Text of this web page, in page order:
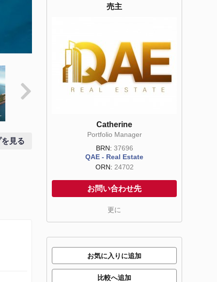
見る
売主
Catherine
Portfolio Manager
BRN: 37696
QAE - Real Estate
ORN: 24702
お問い合わせ先
更に
お気に入りに追加
比較へ追加